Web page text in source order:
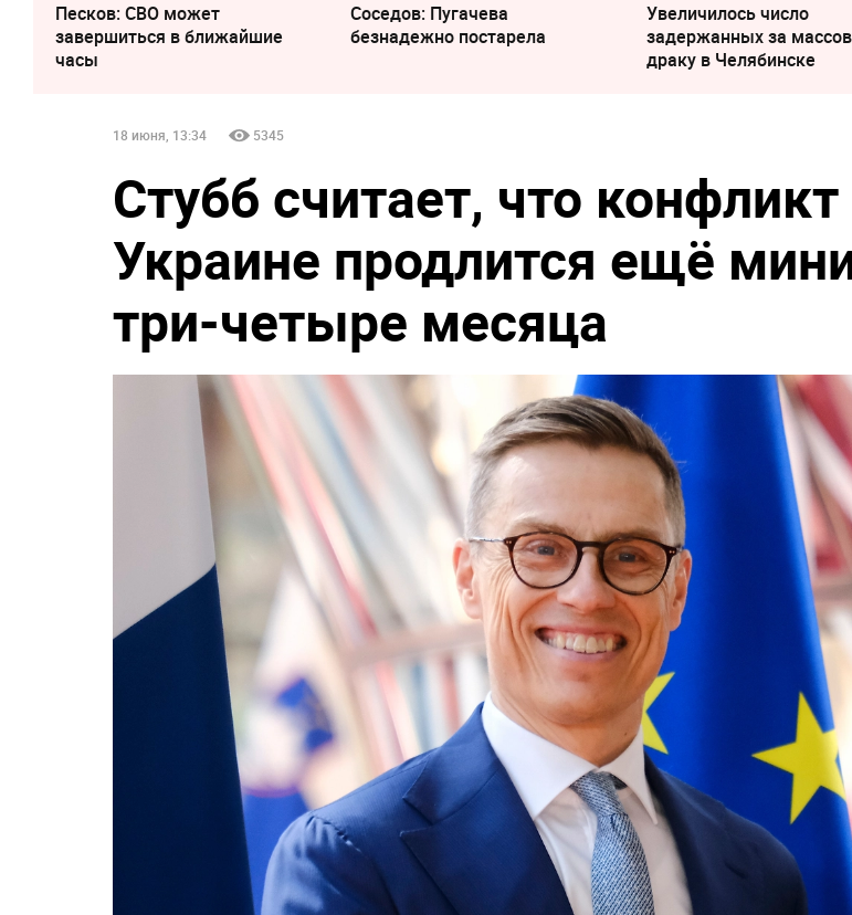
Песков: СВО может
завершиться в ближайшие
часы
Соседов: Пугачева
безнадежно постарела
Увеличилось число
задержанных за
драку в Челябинске
18 июня, 13:34 5345
Стубб считает, что конфликт
Украине продлится ещё
три-четыре месяца